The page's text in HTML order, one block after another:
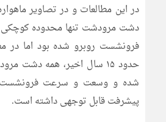
دشت مرودشت تنها محدوده کوچکی
فرونشست روبرو شده بود اما در
حدود ۱۵ سال اخیر، همه دشت
شده و وسعت و سرعت
پیشرفت قابل توجهی داشته است.